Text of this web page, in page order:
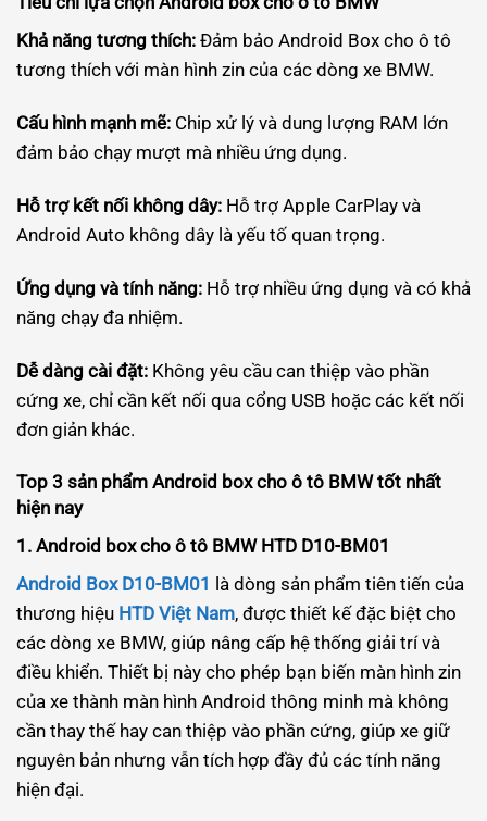
Khả năng tương thích: Đảm bảo Android Box cho ô tô
tương thích với màn hình zin của các dòng xe BMW.
Cấu hình mạnh mẽ: Chip xử lý và dung lượng RAM lớn
đảm bảo chạy mượt mà nhiều ứng dụng.
Hỗ trợ kết nối không dây: Hỗ trợ Apple CarPlay và
Android Auto không dây là yếu tố quan trọng.
Ứng dụng và tính năng: Hỗ trợ nhiều ứng dụng và có khả
năng chạy đa nhiệm.
Dễ dàng cài đặt: Không yêu cầu can thiệp vào phần
cứng xe, chỉ cần kết nối qua cổng USB hoặc các kết nối
đơn giản khác.
Top 3 sản phẩm Android box cho ô tô BMW tốt nhất
hiện nay
1. Android box cho ô tô BMW HTD D10-BM01
Android Box D10-BM01 là dòng sản phẩm tiên tiến của
thương hiệu HTD Việt Nam, được thiết kế đặc biệt cho
các dòng xe BMW, giúp nâng cấp hệ thống giải trí và
điều khiển. Thiết bị này cho phép bạn biến màn hình zin
của xe thành màn hình Android thông minh mà không
cần thay thế hay can thiệp vào phần cứng, giúp xe giữ
nguyên bản nhưng vẫn tích hợp đầy đủ các tính năng
hiện đại.